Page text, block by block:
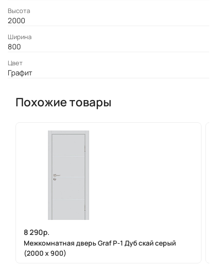
Высота
2000
Ширина
800
Цвет
Графит
Похожие товары
8 290р.
Межкомнатная дверь Graf P-1 Дуб скай серый
(2000 х 900)